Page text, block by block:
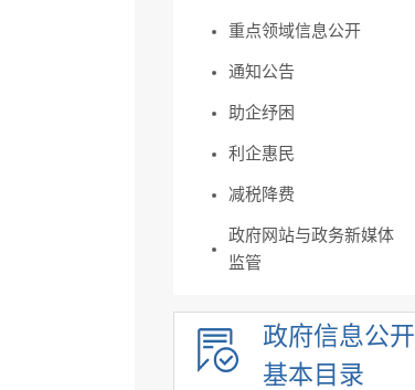
重点领域信息公开
通知公告
助企纾困
利企惠民
减税降费
政府网站与政务新媒体
监管
政府信息公开
基本目录